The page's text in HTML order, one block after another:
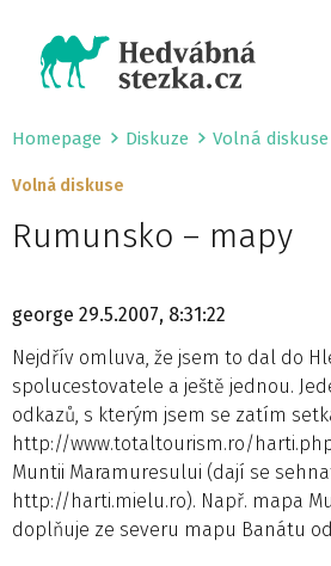
Homepage Diskuze Volná diskuse
Volná diskuse
Rumunsko – mapy
george 29.5.2007, 8:31:22
Nejdřív omluva, že jsem to dal do
spolucestovatele a ještě jednou.
odkazů, s kterým jsem se zatím
http://www.totaltourism.ro/
Muntii Maramuresului (dají se
http://harti.mielu.ro). Např. mapa
doplňuje ze severu mapu Banátu